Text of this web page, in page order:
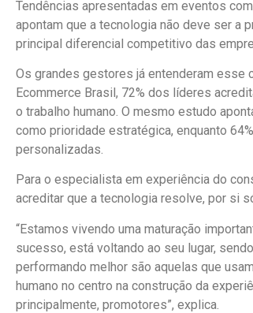
Tendências apresentadas em eventos
apontam que a tecnologia não deve ser a
principal diferencial competitivo das
Os grandes gestores já entenderam esse
Ecommerce Brasil, 72% dos líderes
o trabalho humano. O mesmo estudo
como prioridade estratégica, enquanto
personalizadas.
Para o especialista em experiência do
acreditar que a tecnologia resolve, por si
“Estamos vivendo uma maturação
sucesso, está voltando ao seu lugar,
performando melhor são aquelas que
humano no centro na construção da
principalmente, promotores”, explica.